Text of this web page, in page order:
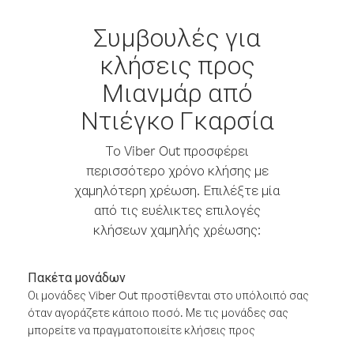
Συμβουλές για
κλήσεις προς
Μιανμάρ από
Ντιέγκο Γκαρσία
Το Viber Out προσφέρει
περισσότερο χρόνο κλήσης με
χαμηλότερη χρέωση. Επιλέξτε μία
από τις ευέλικτες επιλογές
κλήσεων χαμηλής χρέωσης:
Πακέτα μονάδων
Οι μονάδες Viber Out προστίθενται στο υπόλοιπό σας
όταν αγοράζετε κάποιο ποσό. Με τις μονάδες σας
μπορείτε να πραγματοποιείτε κλήσεις προς